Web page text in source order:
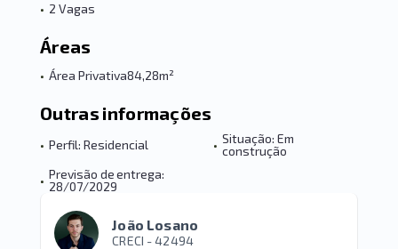
• 2 Vagas
Áreas
• Área Privativa84,28m²
Outras informações
• Perfil: Residencial • Situação: Em
construção
• Previsão de entrega:
28/07/2029
João Losano
CRECI -42494